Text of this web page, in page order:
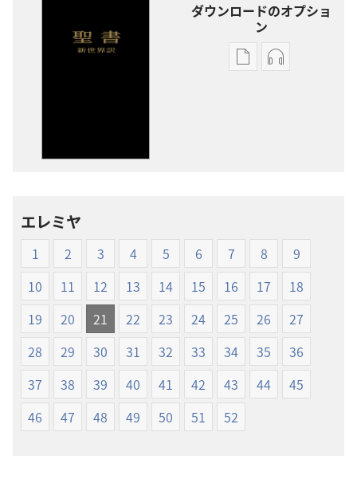
ダウンロードのオプショ
ン
出
オ
プ
ショ
ン
界
聖
オー
オ
プ
ショ
ン
界
エレミヤ
1 2 3 4 5 6 7 8
9
10
11 12 13 14 15 16 17
18
19
20 21 22 23 24 25 26
27
28
29 30 31 32 33 34 35
36
37
38 39 40 41 42 43 44
45
46
47 48 49 50 51 52